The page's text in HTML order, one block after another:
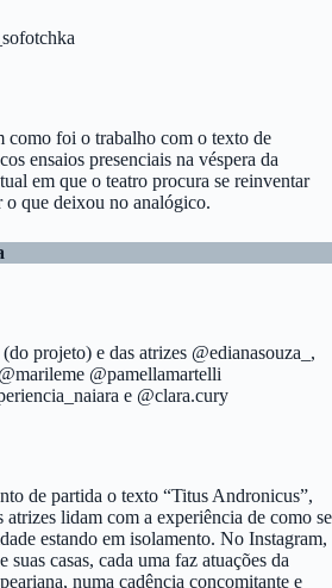
como foi o trabalho com o texto de
ensaios presenciais na véspera da
em que o teatro procura se reinventar
o que deixou no analógico.
projeto) e das atrizes @edianasouza_,
@pamellamartelli
e @clara.cury
de partida o texto “Titus Andronicus”,
atrizes lidam com a experiência de como se
estando em isolamento. No Instagram,
suas casas, cada uma faz atuações da
numa cadência concomitante e